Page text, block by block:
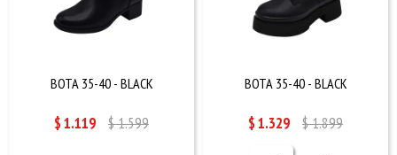
BOTA 35-40 - BLACK
$1.119 $1.599
BOTA 35-40 - BLACK
$1.329 $1.899